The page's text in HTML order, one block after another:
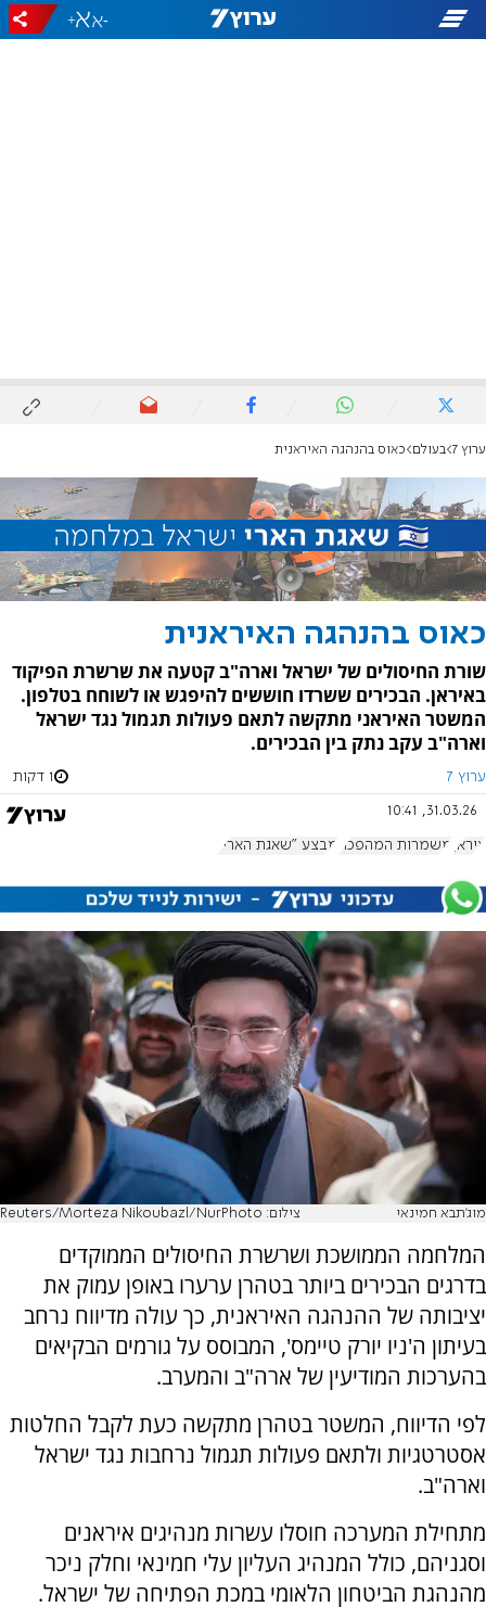
-
+
ערוץ 7 בעולם כאוס בהנהגה האיראנית
כאוס בהנהגה האיראנית
שורת החיסולים של ישראל וארה"ב קטעה את שרשרת הפיקוד
באיראן. הבכירים ששרדו חוששים להיפגש או לשוחח בטלפון.
המשטר האיראני מתקשה לתאם פעולות תגמול נגד ישראל
וארה"ב עקב נתק בין הבכירים.
ערוץ 7 1 דקות
31.03.26, 10:41
איראן משמרות המהפכה מבצע "שאגת הארי"
מוג'תבא חמינאי צילום: Reuters/Morteza Nikoubazl/NurPhoto
המלחמה הממושכת ושרשרת החיסולים הממוקדים
בדרגים הבכירים ביותר בטהרן ערערו באופן עמוק את
יציבותה של ההנהגה האיראנית, כך עולה מדיווח נרחב
בעיתון ה'ניו יורק טיימס', המבוסס על גורמים הבקיאים
בהערכות המודיעין של ארה"ב והמערב.
לפי הדיווח, המשטר בטהרן מתקשה כעת לקבל החלטות
אסטרטגיות ולתאם פעולות תגמול נרחבות נגד ישראל
וארה"ב.
מתחילת המערכה חוסלו עשרות מנהיגים איראנים
וסגניהם, כולל המנהיג העליון עלי חמינאי וחלק ניכר
מהנהגת הביטחון הלאומי במכת הפתיחה של ישראל.